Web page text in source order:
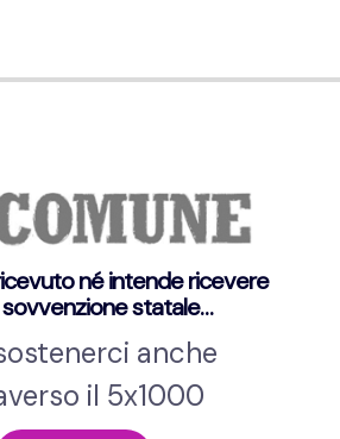
né intende ricevere
sovvenzione statale…
anche
il 5x1000